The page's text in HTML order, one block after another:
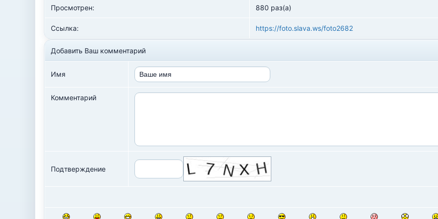
Просмотрен: 880 раз(а)
Ссылка: https://foto.slava.ws/foto2682
Добавить Ваш комментарий
Имя
Комментарий
Подтверждение